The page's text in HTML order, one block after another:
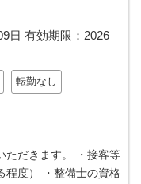
日 有効期限： 2026
転勤なし
ただきます。 ・接客等
程度） ・整備士の資格